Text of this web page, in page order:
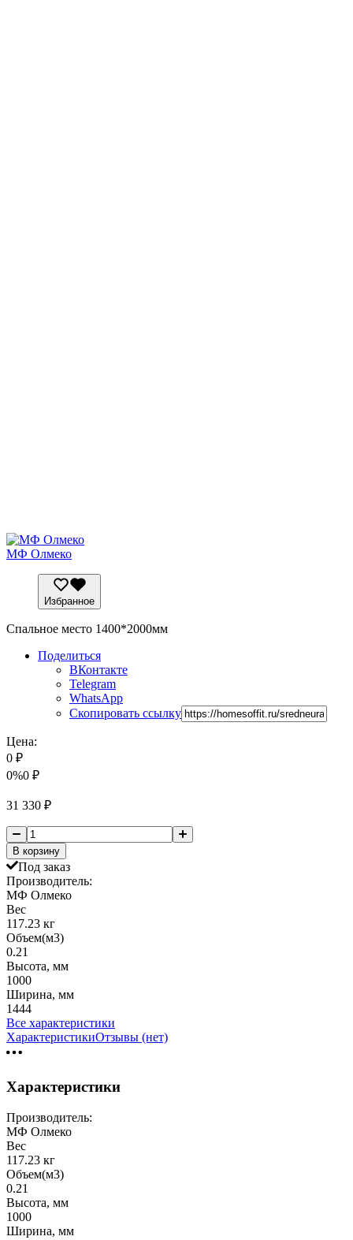
МФ Олмеко
Избранное
Спальное место 1400*2000мм
Поделиться
ВКонтакте
Telegram
WhatsApp
Скопировать ссылку
Цена:
0 ₽
0%0 ₽
31 330 ₽
В корзину
Под заказ
Производитель:
МФ Олмеко
Вес
117.23 кг
Объем(м3)
0.21
Высота, мм
1000
Ширина, мм
1444
Все характеристики
ХарактеристикиОтзывы (нет)
Характеристики
Производитель:
МФ Олмеко
Вес
117.23 кг
Объем(м3)
0.21
Высота, мм
1000
Ширина, мм